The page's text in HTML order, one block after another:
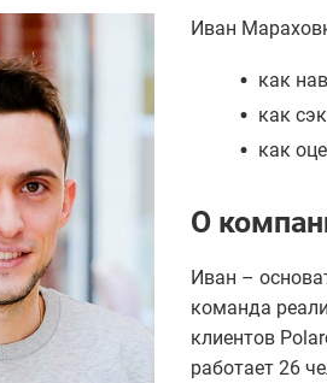
Иван
• как
• как
• как
О
Иван –
команда
клиентов
работает 26